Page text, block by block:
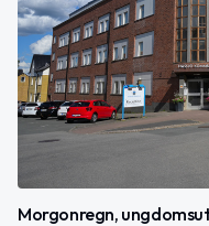
Morgonregn,